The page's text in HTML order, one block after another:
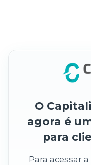
O
agora é
para
Para acessar